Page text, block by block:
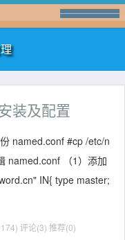
装及配置
named.conf #cp /etc/n
named.conf （1）添加
IN{ type master;
评论(3) 推荐(0)